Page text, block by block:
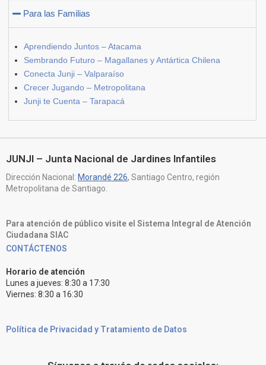
Para las Familias
Aprendiendo Juntos – Atacama
Sembrando Futuro – Magallanes y Antártica Chilena
Conecta Junji – Valparaíso
Crecer Jugando – Metropolitana
Junji te Cuenta – Tarapacá
JUNJI – Junta Nacional de Jardines Infantiles
Dirección Nacional: Morandé 226, Santiago Centro, región
Metropolitana de Santiago.
Para atención de público visite el Sistema Integral de Atención
Ciudadana SIAC
CONTÁCTENOS
Horario de atención
Lunes a jueves: 8:30 a 17:30
Viernes: 8:30 a 16:30
Política de Privacidad y Tratamiento de Datos